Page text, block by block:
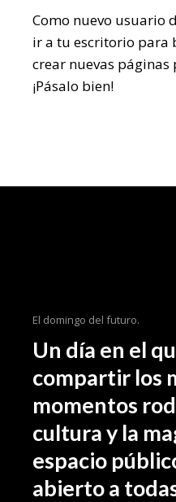
Como nuevo usuario
ir atu escritorio para
crear nuevas
¡Pásalo bien!
El domingo del futuro.
Un día en el
compartir los
momentos
cultura y la
espacio
abierto a